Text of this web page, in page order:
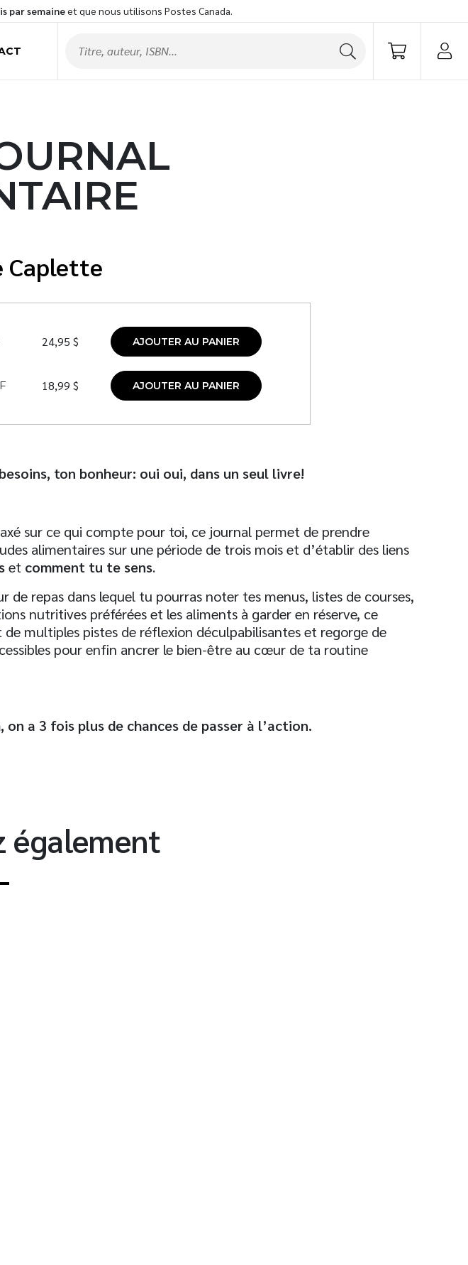
par semaineet que nous utilisons Postes Canada.
Caplette
24,95 $ AJOUTER AU PANIER
18,99 $ AJOUTER AU PANIER
ton bonheur: oui oui, dans un seul livre!
sur ce qui compte pour toi, ce journal permet de prendre
alimentaires sur une période de trois mois et d’établir des liens
et comment tu te sens.
de repas dans lequel tu pourras noter tes menus, listes de courses,
nutritives préférées et les aliments à garder en réserve, ce
multiples pistes de réflexion déculpabilisantes et regorge de
pour enfin ancrer le bien-être au cœur de ta routine
on a 3 fois plus de chances de passer à l’action.
également